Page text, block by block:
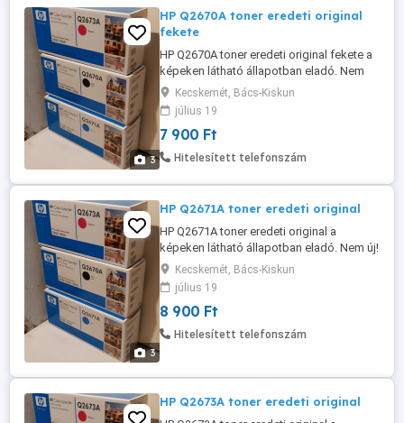
3
HP Q2670A toner eredeti original
fekete
HP Q2670A toner eredeti original fekete a
képeken látható állapotban eladó. Nem
használt! Hp Color LaserJet 3500, Hp
Color LaserJet 3550, Hp Color LaserJet
3700,
Kecskemét, Bács-Kiskun
július 19
7 900 Ft
Hitelesített telefonszám
3
HP Q2671A toner eredeti original
HP Q2671A toner eredeti original a
képeken látható állapotban eladó. Nem új!
Hp Color Laserjet 3500, Hp Color Laserjet
3550, Hp Color Laserjet 3700,
Kecskemét, Bács-Kiskun
július 19
8 900 Ft
Hitelesített telefonszám
HP Q2673A toner eredeti original